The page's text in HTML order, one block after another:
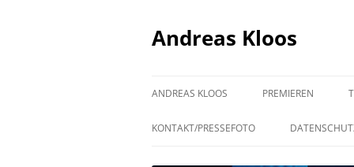
Andreas Kloos
ANDREAS KLOOS PREMIEREN
KONTAKT/PRESSEFOTO